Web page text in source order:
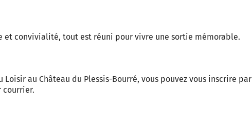
et convivialité, tout est réuni pour vivre une sortie mémorable.
au Château du Plessis-Bourré, vous pouvez vous inscrire par
courrier.